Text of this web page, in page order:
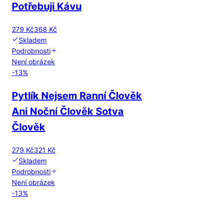
Potřebuji Kávu
279 Kč368 Kč
Skladem
Podrobnosti
Není obrázek
-13%
Pytlík Nejsem Ranní Člověk
Ani Noční Člověk Sotva
Člověk
279 Kč321 Kč
Skladem
Podrobnosti
Není obrázek
-13%